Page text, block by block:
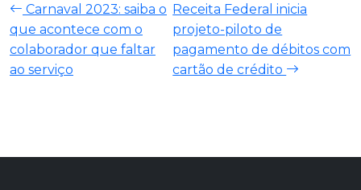
Carnaval 2023: saiba o
que acontece com o
colaborador que faltar
ao serviço
Receita Federal inicia
projeto-piloto de
pagamento de débitos com
cartão de crédito